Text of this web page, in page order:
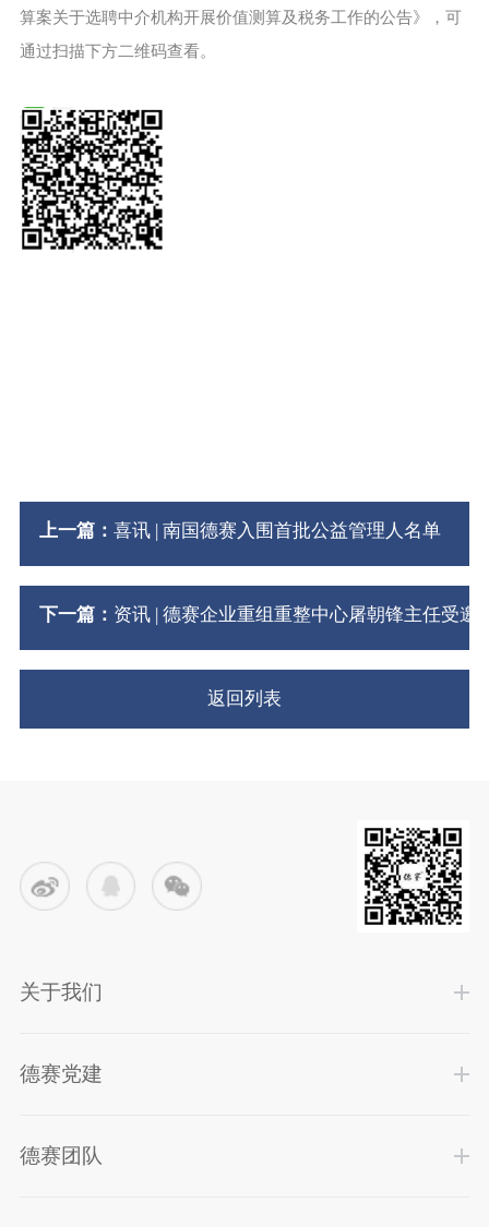
算案关于选聘中介机构开展价值测算及税务工作的公告》，可
通过扫描下方二维码查看。
上一篇： 喜讯 | 南国德赛入围首批公益管理人名单
下一篇： 资讯 | 德赛企业重组重整中心屠朝锋主任受
返回列表
关于我们
德赛党建
德赛团队